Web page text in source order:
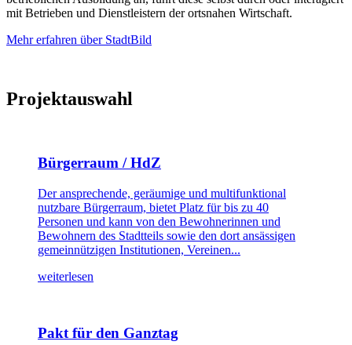
mit Betrieben und Dienstleistern der ortsnahen Wirtschaft.
Mehr erfahren über StadtBild
Projektauswahl
Bürgerraum / HdZ
Der ansprechende, geräumige und multifunktional
nutzbare Bürgerraum, bietet Platz für bis zu 40
Personen und kann von den Bewohnerinnen und
Bewohnern des Stadtteils sowie den dort ansässigen
gemeinnützigen Institutionen, Vereinen...
weiterlesen
Pakt für den Ganztag